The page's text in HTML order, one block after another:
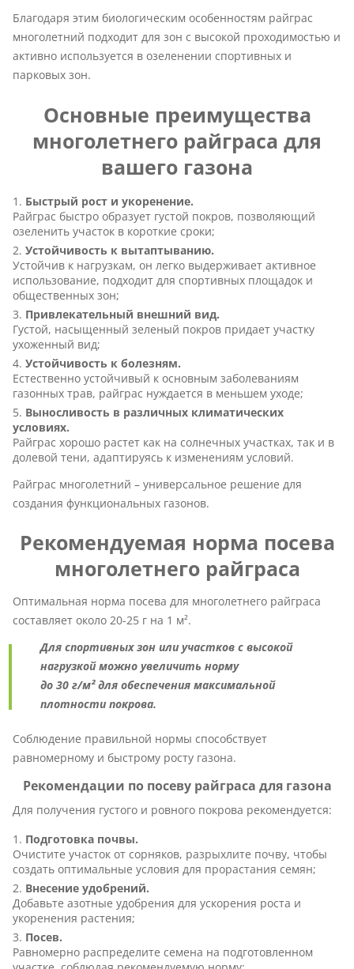
Благодаря этим биологическим особенностям райграс
многолетний подходит для зон с высокой проходимостью и
активно используется в озеленении спортивных и
парковых зон.
Основные преимущества
многолетнего райграса для
вашего газона
Быстрый рост и укоренение.
Райграс быстро образует густой покров, позволяющий
озеленить участок в короткие сроки;
Устойчивость к вытаптыванию.
Устойчив к нагрузкам, он легко выдерживает активное
использование, подходит для спортивных площадок и
общественных зон;
Привлекательный внешний вид.
Густой, насыщенный зеленый покров придает участку
ухоженный вид;
Устойчивость к болезням.
Естественно устойчивый к основным заболеваниям
газонных трав, райграс нуждается в меньшем уходе;
Выносливость в различных климатических
условиях.
Райграс хорошо растет как на солнечных участках, так и в
долевой тени, адаптируясь к изменениям условий.
Райграс многолетний – универсальное решение для
создания функциональных газонов.
Рекомендуемая норма посева
многолетнего райграса
Оптимальная норма посева для многолетнего райграса
составляет около 20-25 г на 1 м².
Для спортивных зон или участков с высокой
нагрузкой можно увеличить норму
до 30 г/м² для обеспечения максимальной
плотности покрова.
Соблюдение правильной нормы способствует
равномерному и быстрому росту газона.
Рекомендации по посеву райграса для газона
Для получения густого и ровного покрова рекомендуется:
Подготовка почвы.
Очистите участок от сорняков, разрыхлите почву, чтобы
создать оптимальные условия для прорастания семян;
Внесение удобрений.
Добавьте азотные удобрения для ускорения роста и
укоренения растения;
Посев.
Равномерно распределите семена на подготовленном